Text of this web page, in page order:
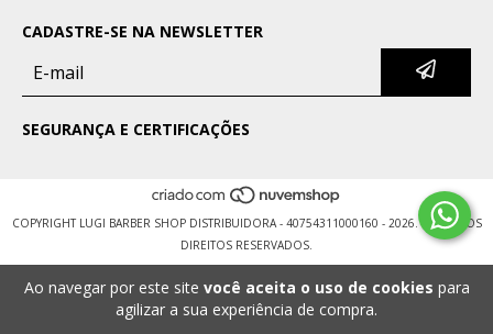
Ao navegar por este site você aceita o uso de cookies para
agilizar a sua experiência de compra.
CADASTRE-SE NA NEWSLETTER
SEGURANÇA E CERTIFICAÇÕES
COPYRIGHT LUGI BARBER SHOP DISTRIBUIDORA - 40754311000160 - 2026. TODOS OS
DIREITOS RESERVADOS.